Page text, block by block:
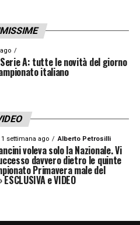
per moda. Mi
Fiorentina, ha
Tudor e Juric che ha
E poi Mourinho
–«Agli
compatta,
non c’era lo stesso
A: tutte le novità del giorno
italiano
1 settimana ago Alberto Petrosilli
voleva solo la Nazionale. Vi
davvero dietro le quinte
Primavera male del
e VIDEO